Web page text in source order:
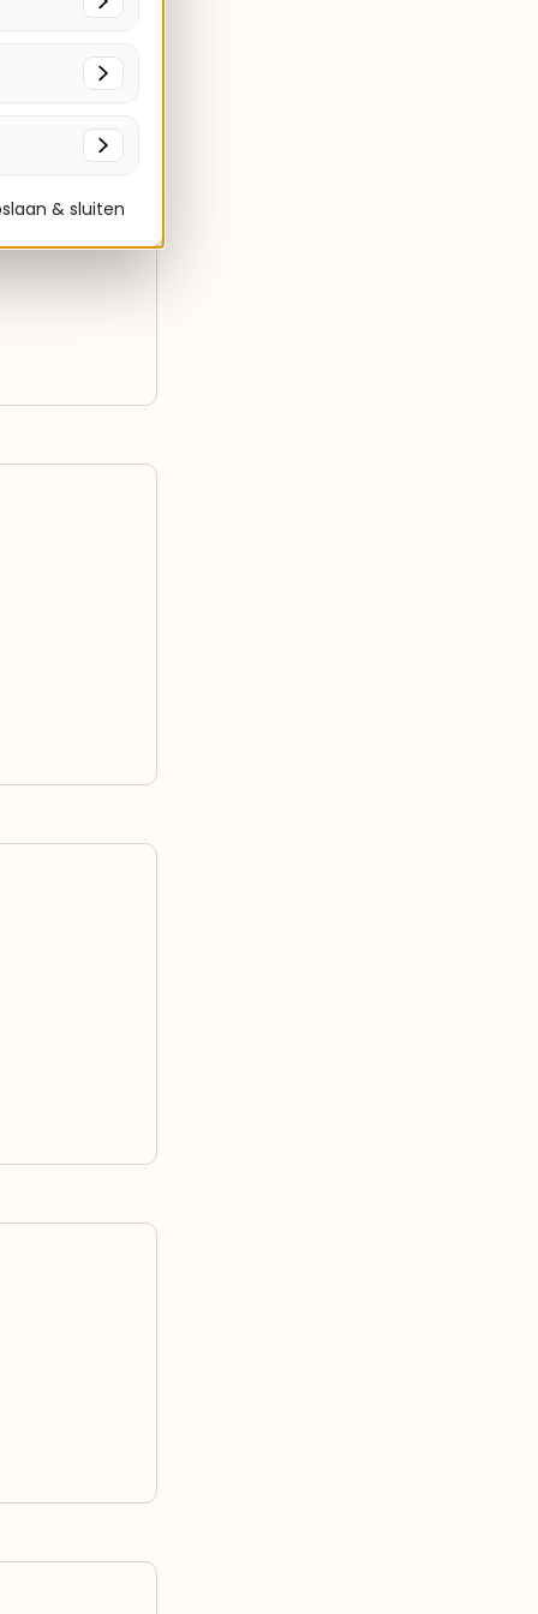
& sluiten